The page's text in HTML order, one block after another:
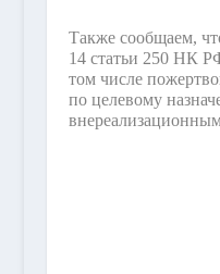
Также сообщаем,
14 статьи 250 НК
том числе
по целевому